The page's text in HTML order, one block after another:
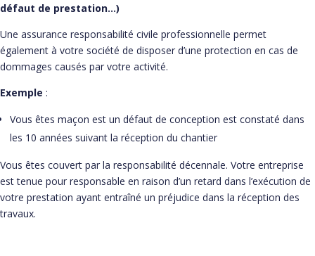
défaut de prestation…)
Une assurance responsabilité civile professionnelle permet
également à votre société de disposer d’une protection en cas de
dommages causés par votre activité.
Exemple :
Vous êtes maçon est un défaut de conception est constaté dans
les 10 années suivant la réception du chantier
Vous êtes couvert par la responsabilité décennale. Votre entreprise
est tenue pour responsable en raison d’un retard dans l’exécution de
votre prestation ayant entraîné un préjudice dans la réception des
travaux.